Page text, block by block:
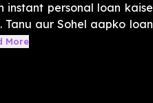
instant personal loan kaise
aur Sohel aapko loan
More